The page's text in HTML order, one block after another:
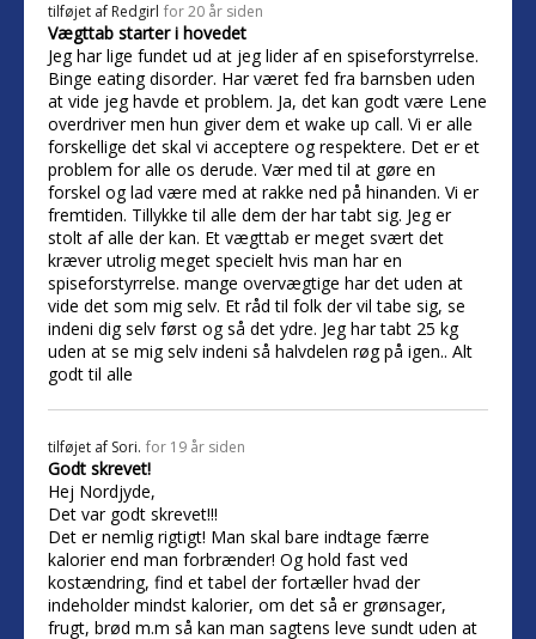
tilføjet af Redgirl for 20 år siden
Vægttab starter i hovedet
Jeg har lige fundet ud at jeg lider af en spiseforstyrrelse.
Binge eating disorder. Har været fed fra barnsben uden
at vide jeg havde et problem. Ja, det kan godt være Lene
overdriver men hun giver dem et wake up call. Vi er alle
forskellige det skal vi acceptere og respektere. Det er et
problem for alle os derude. Vær med til at gøre en
forskel og lad være med at rakke ned på hinanden. Vi er
fremtiden. Tillykke til alle dem der har tabt sig. Jeg er
stolt af alle der kan. Et vægttab er meget svært det
kræver utrolig meget specielt hvis man har en
spiseforstyrrelse. mange overvægtige har det uden at
vide det som mig selv. Et råd til folk der vil tabe sig, se
indeni dig selv først og så det ydre. Jeg har tabt 25 kg
uden at se mig selv indeni så halvdelen røg på igen.. Alt
godt til alle
tilføjet af Sori. for 19 år siden
Godt skrevet!
Hej Nordjyde,
Det var godt skrevet!!!
Det er nemlig rigtigt! Man skal bare indtage færre
kalorier end man forbrænder! Og hold fast ved
kostændring, find et tabel der fortæller hvad der
indeholder mindst kalorier, om det så er grønsager,
frugt, brød m.m så kan man sagtens leve sundt uden at